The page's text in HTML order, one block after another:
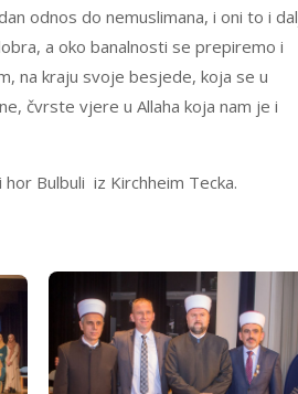
odnos do nemuslimana, i oni to i
a oko banalnosti se prepiremo i
na kraju svoje besjede, koja se u
čvrste vjere u Allaha koja nam je i
Bulbuli iz Kirchheim Tecka.